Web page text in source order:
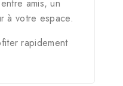
amis, un
à votre espace.
rapidement